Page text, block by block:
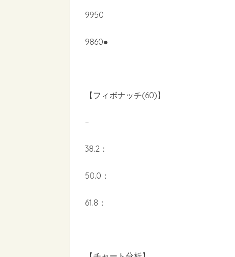
9950
9860●
【フィボナッチ(60)】
–
38.2：
50.0：
61.8：